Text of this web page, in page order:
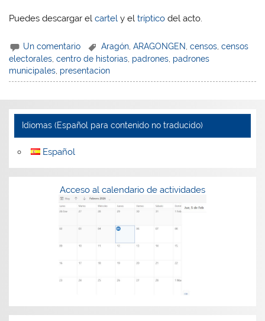
Puedes descargar elcartel y eltríptico del acto.
Un comentario Aragón ,ARAGONGEN ,censos ,censos
electorales,centro de historias, padrones, padrones
municipales, presentacion
Idiomas (Español para contenido no traducido)
Español
Acceso al calendario de actividades